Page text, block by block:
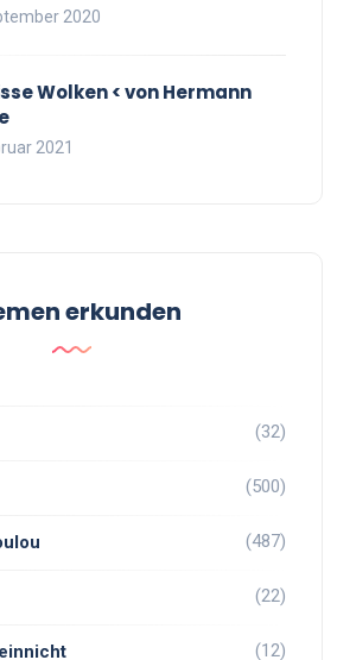
2020
Wolken < von Hermann
2021
erkunden
(32)
(500)
(487)
(22)
(12)